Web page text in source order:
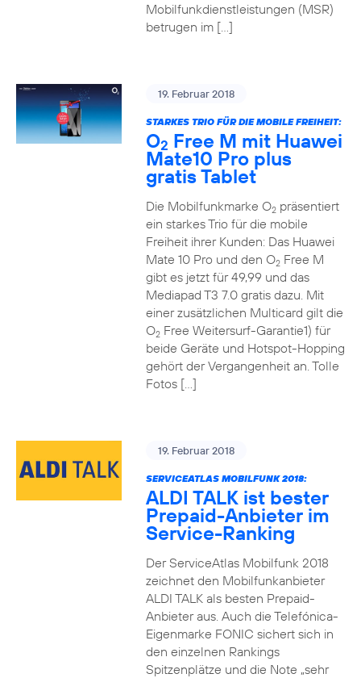
Mobilfunkdienstleistungen (MSR)
betrugen im […]
19. Februar 2018
STARKES TRIO FÜR DIE MOBILE FREIHEIT:
O2 Free M mit Huawei
Mate10 Pro plus
gratis Tablet
Die Mobilfunkmarke O2präsentiert
ein starkes Trio für die mobile
Freiheit ihrer Kunden: Das Huawei
Mate 10 Pro und den O2Free M
gibt es jetzt für 49,99 und das
Mediapad T3 7.0 gratis dazu. Mit
einer zusätzlichen Multicard gilt die
O2Free Weitersurf-Garantie1) für
beide Geräte und Hotspot-Hopping
gehört der Vergangenheit an. Tolle
Fotos […]
19. Februar 2018
SERVICEATLAS MOBILFUNK 2018:
ALDI TALK ist bester
Prepaid-Anbieter im
Service-Ranking
Der ServiceAtlas Mobilfunk 2018
zeichnet den Mobilfunkanbieter
ALDI TALK als besten Prepaid-
Anbieter aus. Auch die Telefónica-
Eigenmarke FONIC sichert sich in
den einzelnen Rankings
Spitzenplätze und die Note „sehr